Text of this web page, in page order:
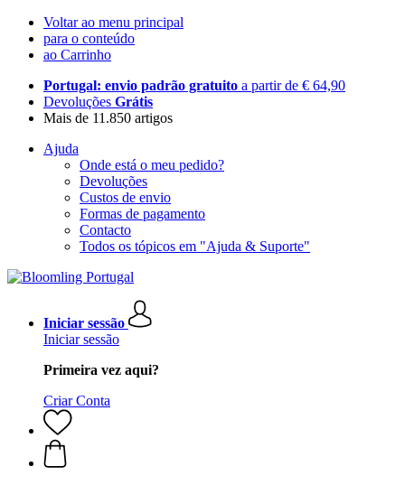
Voltar ao menu principal
para o conteúdo
ao Carrinho
Portugal: envio padrão gratuito a partir de € 64,90
Devoluções Grátis
Mais de 11.850 artigos
Ajuda
Onde está o meu pedido?
Devoluções
Custos de envio
Formas de pagamento
Contacto
Todos os tópicos em "Ajuda & Suporte"
Iniciar sessão
Iniciar sessão
Primeira vez aqui?
Criar Conta